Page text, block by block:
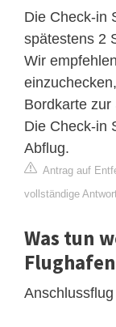
Die Check-in
spätestens 2
Wir
Bordkarte
Die Check-in
Abflug.
Antrag auf
vollständige
Was tun